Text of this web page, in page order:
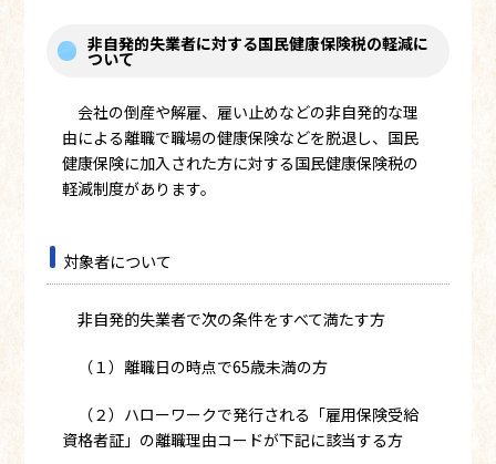
非自発的失業者に対する国民健康保険税の軽減に
ついて
会社の倒産や解雇、雇い止めなどの非自発的な理
由による離職で職場の健康保険などを脱退し、国民
健康保険に加入された方に対する国民健康保険税の
軽減制度があります。
対象者について
非自発的失業者で次の条件をすべて満たす方
（１）離職日の時点で65歳未満の方
（２）ハローワークで発行される「雇用保険受給
資格者証」の離職理由コードが下記に該当する方